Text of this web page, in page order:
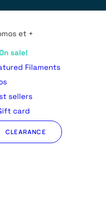
et +
sale!
Filaments
sellers
card
CLEARANCE